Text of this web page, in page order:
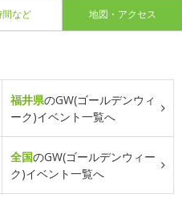
など 地図・アクセス
福井県のGW(ゴールデンウィ
ーク)イベント一覧へ
全国のGW(ゴールデンウィー
ク)イベント一覧へ